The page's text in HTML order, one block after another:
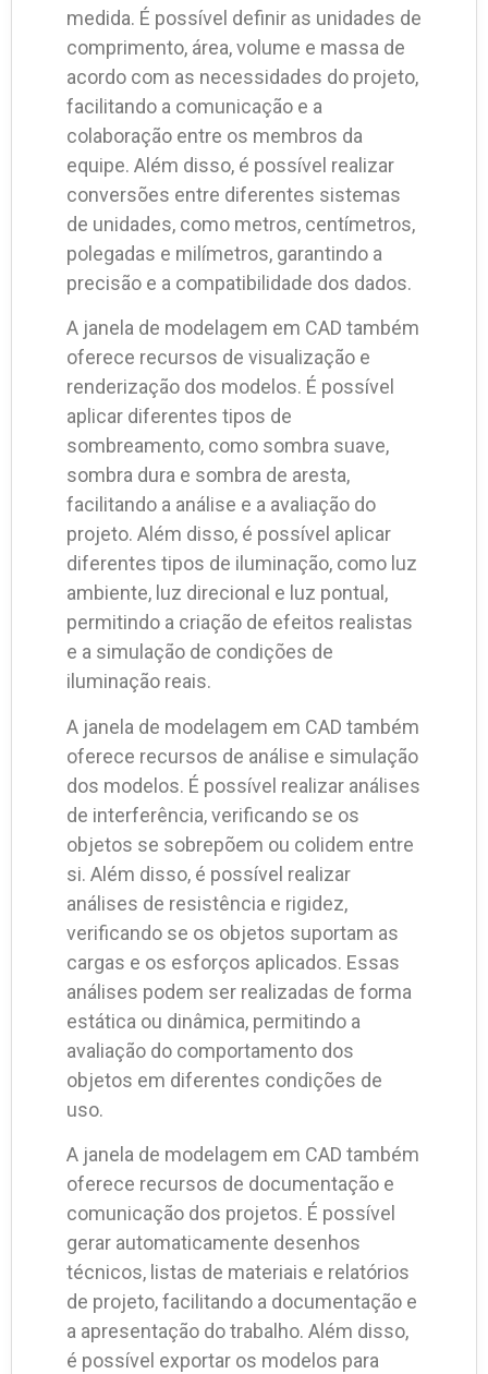
medida. É possível definir as unidades de
comprimento, área, volume e massa de
acordo com as necessidades do projeto,
facilitando a comunicação e a
colaboração entre os membros da
equipe. Além disso, é possível realizar
conversões entre diferentes sistemas
de unidades, como metros, centímetros,
polegadas e milímetros, garantindo a
precisão e a compatibilidade dos dados.
A janela de modelagem em CAD também
oferece recursos de visualização e
renderização dos modelos. É possível
aplicar diferentes tipos de
sombreamento, como sombra suave,
sombra dura e sombra de aresta,
facilitando a análise e a avaliação do
projeto. Além disso, é possível aplicar
diferentes tipos de iluminação, como luz
ambiente, luz direcional e luz pontual,
permitindo a criação de efeitos realistas
e a simulação de condições de
iluminação reais.
A janela de modelagem em CAD também
oferece recursos de análise e simulação
dos modelos. É possível realizar análises
de interferência, verificando se os
objetos se sobrepõem ou colidem entre
si. Além disso, é possível realizar
análises de resistência e rigidez,
verificando se os objetos suportam as
cargas e os esforços aplicados. Essas
análises podem ser realizadas de forma
estática ou dinâmica, permitindo a
avaliação do comportamento dos
objetos em diferentes condições de
uso.
A janela de modelagem em CAD também
oferece recursos de documentação e
comunicação dos projetos. É possível
gerar automaticamente desenhos
técnicos, listas de materiais e relatórios
de projeto, facilitando a documentação e
a apresentação do trabalho. Além disso,
é possível exportar os modelos para